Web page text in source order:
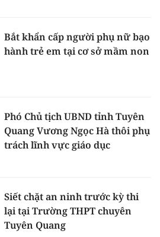
Bắt khẩn cấp người phụ nữ bạo
hành trẻ em tại cơ sở mầm non
Phó Chủ tịch UBND tỉnh Tuyên
Quang Vương Ngọc Hà thôi phụ
trách lĩnh vực giáo dục
Siết chặt an ninh trước kỳ thi
lại tại Trường THPT chuyên
Tuyên Quang